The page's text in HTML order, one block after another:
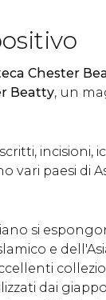
Chester
Beatty, un
incisioni,
vari paesi di
si
e
dai